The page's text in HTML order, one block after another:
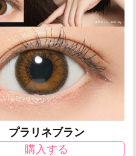
プラリネブラン
購入する